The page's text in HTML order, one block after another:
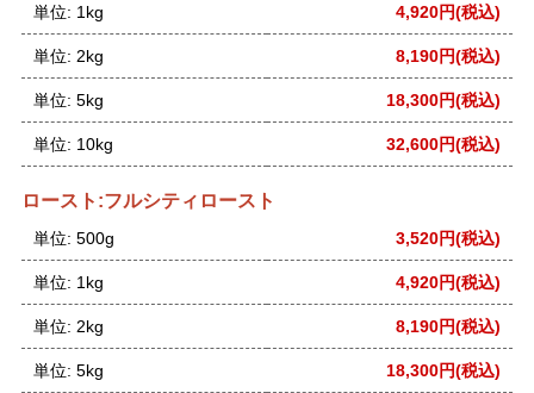
単位: 1kg 4,920円(税込)
単位: 2kg 8,190円(税込)
単位: 5kg 18,300円(税込)
単位: 10kg 32,600円(税込)
ロースト:フルシティロースト
単位: 500g 3,520円(税込)
単位: 1kg 4,920円(税込)
単位: 2kg 8,190円(税込)
単位: 5kg 18,300円(税込)